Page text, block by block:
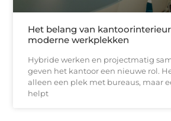
Het belang van
moderne werkplekken
Hybride werken en projectmatig
geven het kantoor een nieuwe rol.
alleen een plek met bureaus, maar
helpt